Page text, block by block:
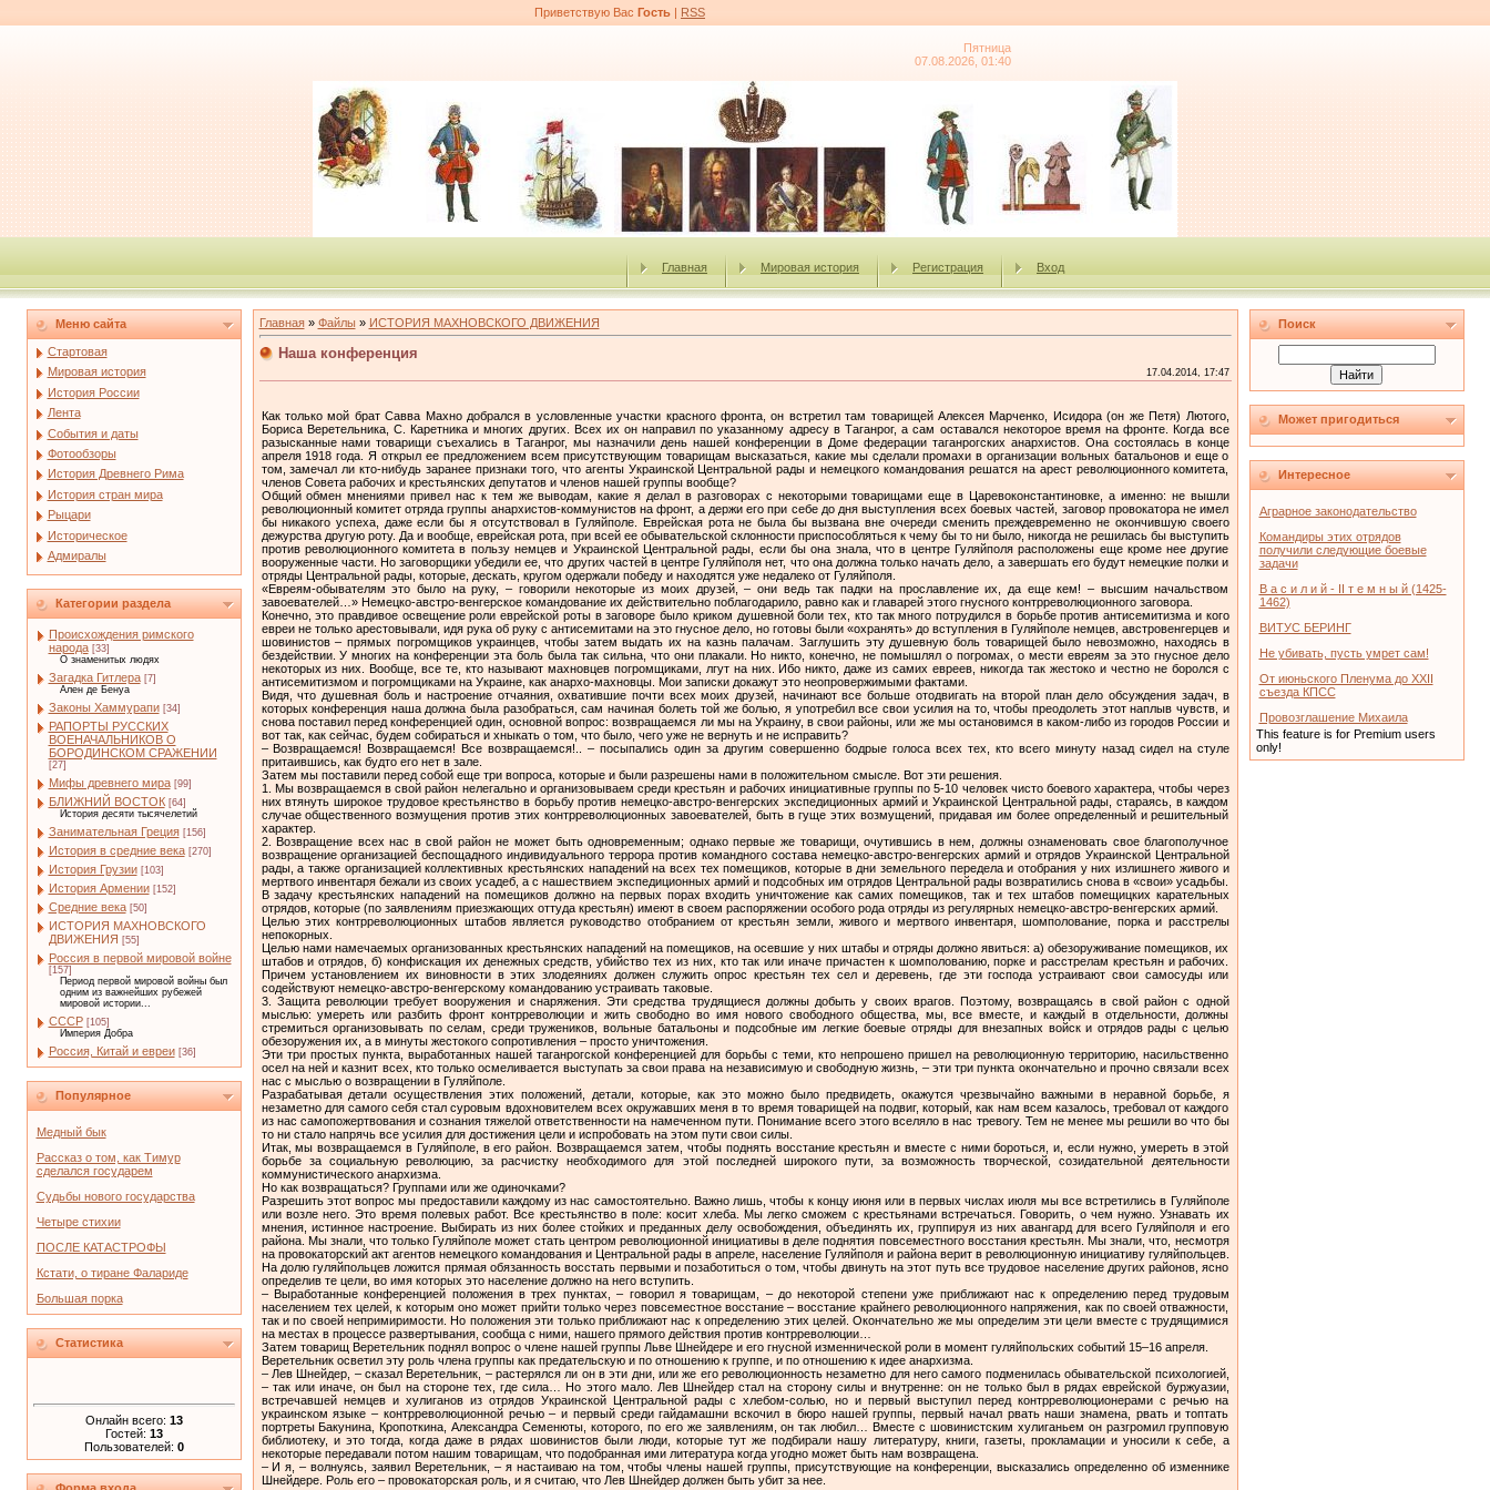
Приветствую Вас Гость | RSS
Пятница
07.08.2026, 01:40
Главная Мировая история Регистрация Вход
Меню сайта
Стартовая
Мировая история
История России
Лента
События и даты
Фотообзоры
История Древнего Рима
История стран мира
Рыцари
Историческое
Адмиралы
Категории раздела
Происхождения римского
народа [33]
О знаменитых людях
Загадка Гитлера [7]
Ален де Бенуа
Законы Хаммурапи [34]
РАПОРТЫ РУССКИХ
ВОЕНАЧАЛЬНИКОВ О
БОРОДИНСКОМ СРАЖЕНИИ
[27]
Мифы древнего мира [99]
БЛИЖНИЙ ВОСТОК [64]
История десяти тысячелетий
Занимательная Греция [156]
История в средние века [270]
История Грузии [103]
История Армении [152]
Средние века [50]
ИСТОРИЯ МАХНОВСКОГО
ДВИЖЕНИЯ [55]
Россия в первой мировой войне
[157]
Период первой мировой войны был
одним из важнейших рубежей
мировой истории...
СССР [105]
Империя Добра
Россия, Китай и евреи [36]
Популярное
Медный бык
Рассказ о том, как Тимур
сделался государем
Судьбы нового государства
Четыре стихии
ПОСЛЕ КАТАСТРОФЫ
Кстати, о тиране Фалариде
Большая порка
Статистика
Онлайн всего: 13
Гостей: 13
Пользователей: 0
Главная» Файлы» ИСТОРИЯ МАХНОВСКОГО ДВИЖЕНИЯ
Наша конференция
17.04.2014, 17:47
Как только мой брат Савва Махно добрался в условленные участки красного фронта, он встретил там товарищей Алексея Марченко, Исидора (он же Петя) Лютого,
Бориса Веретельника, С. Каретника и многих других. Всех их он направил по указанному адресу в Таганрог, а сам оставался некоторое время на фронте. Когда все
разысканные нами товарищи съехались в Таганрог, мы назначили день нашей конференции в Доме федерации таганрогских анархистов. Она состоялась в конце
апреля 1918 года. Я открыл ее предложением всем присутствующим товарищам высказаться, какие мы сделали промахи в организации вольных батальонов и еще о
том, замечал ли кто-нибудь заранее признаки того, что агенты Украинской Центральной рады и немецкого командования решатся на арест революционного комитета,
членов Совета рабочих и крестьянских депутатов и членов нашей группы вообще?
Общий обмен мнениями привел нас к тем же выводам, какие я делал в разговорах с некоторыми товарищами еще в Царевоконстантиновке, а именно: не вышли
революционный комитет отряда группы анархистов-коммунистов на фронт, а держи его при себе до дня выступления всех боевых частей, заговор провокатора не имел
бы никакого успеха, даже если бы я отсутствовал в Гуляйполе. Еврейская рота не была бы вызвана вне очереди сменить преждевременно не окончившую своего
дежурства другую роту. Да и вообще, еврейская рота, при всей ее обывательской склонности приспособляться к чему бы то ни было, никогда не решилась бы выступить
против революционного комитета в пользу немцев и Украинской Центральной рады, если бы она знала, что в центре Гуляйполя расположены еще кроме нее другие
вооруженные части. Но заговорщики убедили ее, что других частей в центре Гуляйполя нет, что она должна только начать дело, а завершать его будут немецкие полки и
отряды Центральной рады, которые, дескать, кругом одержали победу и находятся уже недалеко от Гуляйполя.
«Евреям-обывателям это было на руку, – говорили некоторые из моих друзей, – они ведь так падки на прославление их, да еще кем! – высшим начальством
завоевателей…» Немецко-австро-венгерское командование их действительно поблагодарило, равно как и главарей этого гнусного контрреволюционного заговора.
Конечно, это правдивое освещение роли еврейской роты в заговоре было криком душевной боли тех, кто так много потрудился в борьбе против антисемитизма и кого
евреи не только арестовывали, идя рука об руку с антисемитами на это гнусное дело, но готовы были «охранять» до вступления в Гуляйполе немцев, австровенгерцев и
шовинистов – прямых погромщиков украинцев, чтобы затем выдать их на казнь палачам. Заглушить эту душевную боль товарищей было невозможно, находясь в
бездействии. У многих на конференции эта боль была так сильна, что они плакали. Но никто, конечно, не помышлял о погромах, о мести евреям за это гнусное дело
некоторых из них. Вообще, все те, кто называют махновцев погромщиками, лгут на них. Ибо никто, даже из самих евреев, никогда так жестоко и честно не боролся с
антисемитизмом и погромщиками на Украине, как анархо-махновцы. Мои записки докажут это неопровержимыми фактами.
Видя, что душевная боль и настроение отчаяния, охватившие почти всех моих друзей, начинают все больше отодвигать на второй план дело обсуждения задач, в
которых конференция наша должна была разобраться, сам начиная болеть той же болью, я употребил все свои усилия на то, чтобы преодолеть этот наплыв чувств, и
снова поставил перед конференцией один, основной вопрос: возвращаемся ли мы на Украину, в свои районы, или же мы остановимся в каком-либо из городов России и
вот так, как сейчас, будем собираться и хныкать о том, что было, чего уже не вернуть и не исправить?
– Возвращаемся! Возвращаемся! Все возвращаемся!.. – посыпались один за другим совершенно бодрые голоса всех тех, кто всего минуту назад сидел на стуле
притаившись, как будто его нет в зале.
Затем мы поставили перед собой еще три вопроса, которые и были разрешены нами в положительном смысле. Вот эти решения.
1. Мы возвращаемся в свой район нелегально и организовываем среди крестьян и рабочих инициативные группы по 5-10 человек чисто боевого характера, чтобы через
них втянуть широкое трудовое крестьянство в борьбу против немецко-австро-венгерских экспедиционных армий и Украинской Центральной рады, стараясь, в каждом
случае общественного возмущения против этих контрреволюционных завоевателей, быть в гуще этих возмущений, придавая им более определенный и решительный
характер.
2. Возвращение всех нас в свой район не может быть одновременным; однако первые же товарищи, очутившись в нем, должны ознаменовать свое благополучное
возвращение организацией беспощадного индивидуального террора против командного состава немецко-австро-венгерских армий и отрядов Украинской Центральной
рады, а также организацией коллективных крестьянских нападений на всех тех помещиков, которые в дни земельного передела и отобрания у них излишнего живого и
мертвого инвентаря бежали из своих усадеб, а с нашествием экспедиционных армий и подсобных им отрядов Центральной рады возвратились снова в «свои» усадьбы.
В задачу крестьянских нападений на помещиков должно на первых порах входить уничтожение как самих помещиков, так и тех штабов помещицких карательных
отрядов, которые (по заявлениям приезжающих оттуда крестьян) имеют в своем распоряжении особого рода отряды из регулярных немецко-австро-венгерских армий.
Целью этих контрреволюционных штабов является руководство отобранием от крестьян земли, живого и мертвого инвентаря, шомполование, порка и расстрелы
непокорных.
Целью нами намечаемых организованных крестьянских нападений на помещиков, на осевшие у них штабы и отряды должно явиться: а) обезоруживание помещиков, их
штабов и отрядов, б) конфискация их денежных средств, убийство тех из них, кто так или иначе причастен к шомполованию, порке и расстрелам крестьян и рабочих.
Причем установлением их виновности в этих злодеяниях должен служить опрос крестьян тех сел и деревень, где эти господа устраивают свои самосуды или
содействуют немецко-австро-венгерскому командованию устраивать таковые.
3. Защита революции требует вооружения и снаряжения. Эти средства трудящиеся должны добыть у своих врагов. Поэтому, возвращаясь в свой район с одной
мыслью: умереть или разбить фронт контрреволюции и жить свободно во имя нового свободного общества, мы, все вместе, и каждый в отдельности, должны
стремиться организовывать по селам, среди тружеников, вольные батальоны и подсобные им легкие боевые отряды для внезапных войск и отрядов рады с целью
обезоружения их, а в минуты жестокого сопротивления – просто уничтожения.
Эти три простых пункта, выработанных нашей таганрогской конференцией для борьбы с теми, кто непрошено пришел на революционную территорию, насильственно
осел на ней и казнит всех, кто только осмеливается выступать за свои права на независимую и свободную жизнь, – эти три пункта окончательно и прочно связали всех
нас с мыслью о возвращении в Гуляйполе.
Разрабатывая детали осуществления этих положений, детали, которые, как это можно было предвидеть, окажутся чрезвычайно важными в неравной борьбе, я
незаметно для самого себя стал суровым вдохновителем всех окружавших меня в то время товарищей на подвиг, который, как нам всем казалось, требовал от каждого
из нас самопожертвования и сознания тяжелой ответственности на намеченном пути. Понимание всего этого вселяло в нас тревогу. Тем не менее мы решили во что бы
то ни стало напрячь все усилия для достижения цели и испробовать на этом пути свои силы.
Итак, мы возвращаемся в Гуляйполе, в его район. Возвращаемся затем, чтобы поднять восстание крестьян и вместе с ними бороться, и, если нужно, умереть в этой
борьбе за социальную революцию, за расчистку необходимого для этой последней широкого пути, за возможность творческой, созидательной деятельности
коммунистического анархизма.
Но как возвращаться? Группами или же одиночками?
Разрешить этот вопрос мы предоставили каждому из нас самостоятельно. Важно лишь, чтобы к концу июня или в первых числах июля мы все встретились в Гуляйполе
или возле него. Это время полевых работ. Все крестьянство в поле: косит хлеба. Мы легко сможем с крестьянами встречаться. Говорить, о чем нужно. Узнавать их
мнения, истинное настроение. Выбирать из них более стойких и преданных делу освобождения, объединять их, группируя из них авангард для всего Гуляйполя и его
района. Мы знали, что только Гуляйполе может стать центром революционной инициативы в деле поднятия повсеместного восстания крестьян. Мы знали, что, несмотря
на провокаторский акт агентов немецкого командования и Центральной рады в апреле, население Гуляйполя и района верит в революционную инициативу гуляйпольцев.
На долю гуляйпольцев ложится прямая обязанность восстать первыми и позаботиться о том, чтобы двинуть на этот путь все трудовое население других районов, ясно
определив те цели, во имя которых это население должно на него вступить.
– Выработанные конференцией положения в трех пунктах, – говорил я товарищам, – до некоторой степени уже приближают нас к определению перед трудовым
населением тех целей, к которым оно может прийти только через повсеместное восстание – восстание крайнего революционного напряжения, как по своей отважности,
так и по своей непримиримости. Но положения эти только приближают нас к определению этих целей. Окончательно же мы определим эти цели вместе с трудящимися
на местах в процессе развертывания, сообща с ними, нашего прямого действия против контрреволюции…
Затем товарищ Веретельник поднял вопрос о члене нашей группы Льве Шнейдере и его гнусной изменнической роли в момент гуляйпольских событий 15–16 апреля.
Веретельник осветил эту роль члена группы как предательскую и по отношению к группе, и по отношению к идее анархизма.
– Лев Шнейдер, – сказал Веретельник, – растерялся ли он в эти дни, или же его революционность незаметно для него самого подменилась обывательской психологией,
– так или иначе, он был на стороне тех, где сила… Но этого мало. Лев Шнейдер стал на сторону силы и внутренне: он не только был в рядах еврейской буржуазии,
встречавшей немцев и хулиганов из отрядов Украинской Центральной рады с хлебом-солью, но и первый выступил перед контрреволюционерами с речью на
украинском языке – контрреволюционной речью – и первый среди гайдамашни вскочил в бюро нашей группы, первый начал рвать наши знамена, рвать и топтать
портреты Бакунина, Кропоткина, Александра Семенюты, которого, по его же заявлениям, он так любил… Вместе с шовинистским хулиганьем он разгромил групповую
библиотеку, и это тогда, когда даже в рядах шовинистов были люди, которые тут же подбирали нашу литературу, книги, газеты, прокламации и уносили к себе, а
некоторые передавали потом нашим товарищам, что подобранная ими литература когда угодно может быть нам возвращена.
– И я, – волнуясь, заявил Веретельник, – я настаиваю на том, чтобы члены нашей группы, присутствующие на конференции, высказались определенно об изменнике
Шнейдере. Роль его – провокаторская роль, и я считаю, что Лев Шнейдер должен быть убит за нее.
Поиск
Может пригодиться
Интересное
Аграрное законодательство
Командиры этих отрядов
получили следующие боевые
задачи
В а с и л и й - II т е м н ы й (1425-
1462)
ВИТУС БЕРИНГ
Не убивать, пусть умрет сам!
От июньского Пленума до XXII
съезда КПСС
Провозглашение Михаила
This feature is for Premium users
only!